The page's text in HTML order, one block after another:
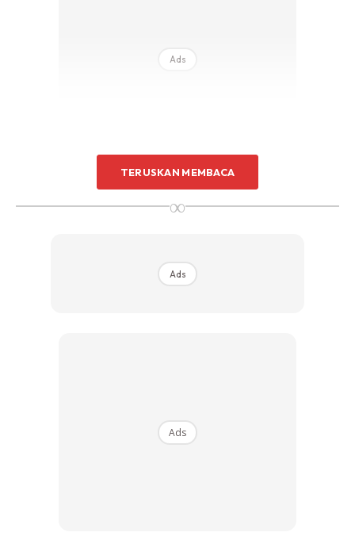
Ads
2. Mengembangkan pengetahuan
TERUSKAN MEMBACA
∞
Ads
Ads